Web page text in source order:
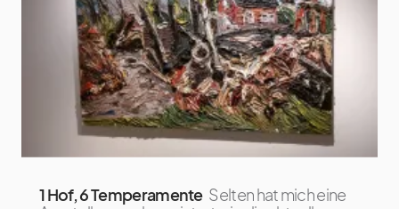
1 Hof, 6 Temperamente Selten hat mich eine